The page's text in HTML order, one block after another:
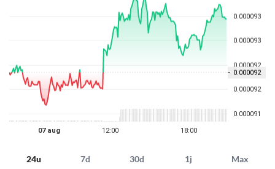
24u 7d 30d 1j Max